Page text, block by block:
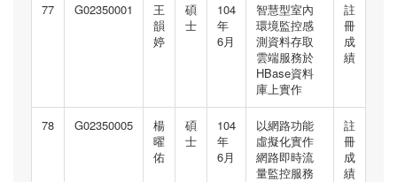
77 G02350001
王
韻
婷
碩
士
104
年
6月
智慧型室內
環境監控感
測資料存取
雲端服務於
HBase資料
庫上實作
註
冊
成
績
78 G02350005
楊
曜
佑
碩
士
104
年
6月
以網路功能
虛擬化實作
網路即時流
量監控服務
註
冊
成
績